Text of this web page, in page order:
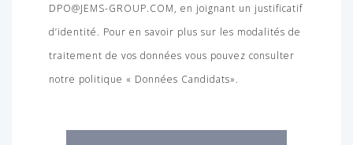
DPO@JEMS-GROUP.COM, en joignant un justificatif
d’identité. Pour en savoir plus sur les modalités de
traitement de vos données vous pouvez consulter
notre politique « Données Candidats».